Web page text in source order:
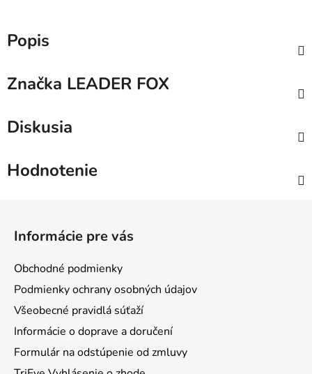
Popis
Značka LEADER FOX
Diskusia
Hodnotenie
Informácie pre vás
Obchodné podmienky
Podmienky ochrany osobných údajov
Všeobecné pravidlá súťaží
Informácie o doprave a doručení
Formulár na odstúpenie od zmluvy